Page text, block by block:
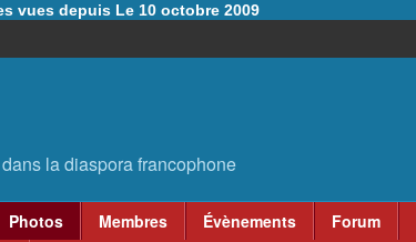
vues depuis Le 10 octobre 2009
Photos Membres Évènements Forum